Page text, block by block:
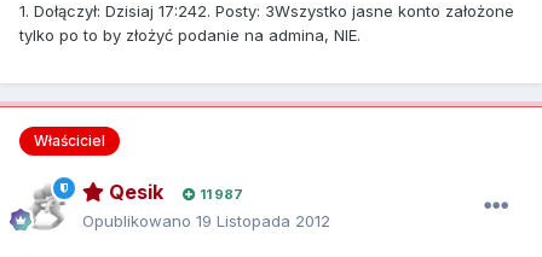
1. Dołączył: Dzisiaj 17:242. Posty: 3Wszystko jasne konto założone
tylko po to by złożyć podanie na admina, NIE.
Właściciel
Qesik 11 987
Opublikowano 19 Listopada 2012